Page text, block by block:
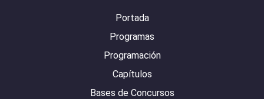
Portada
Programas
Programación
Capítulos
Bases de Concursos